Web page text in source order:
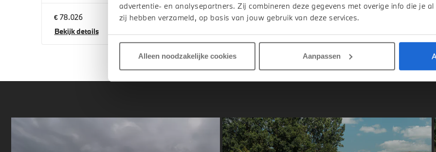
advertentie- en analysepartners. Zij combineren deze gegevens met overige info die je
zij hebben verzameld, op basis van jouw gebruik van deze services.
Alleen noodzakelijke cookies Aanpassen
€ 78.026
Bekijk details
€ 79.412
€ 81.017